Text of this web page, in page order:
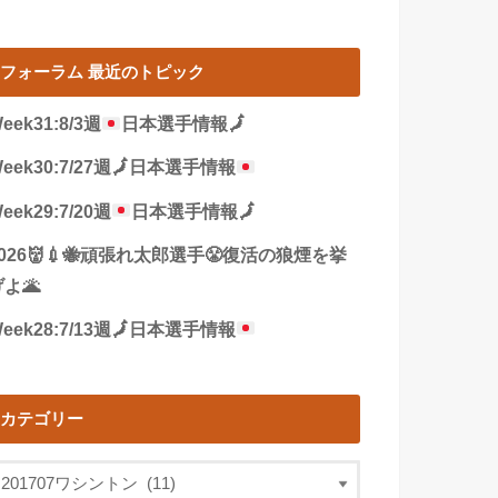
フォーラム 最近のトピック
3週 日本選手情報🗾
27週🗾 日本選手情報
20週 日本選手情報🗾
頑張れ太郎選手😤復活の狼煙を挙
よ🌋
13週 🗾 日本選手情報
カテゴリー